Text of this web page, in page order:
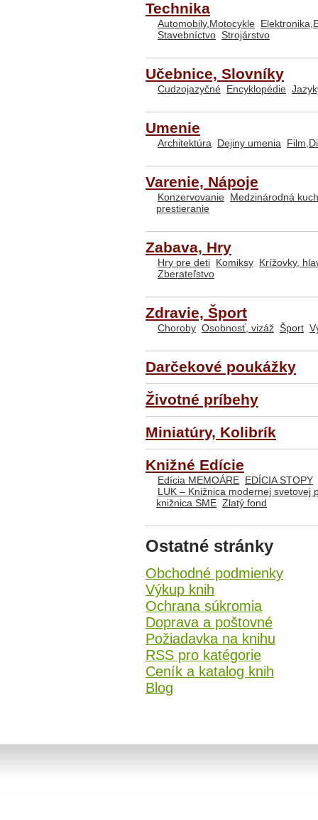
Technika
Automobily,Motocykle
Stavebníctvo Strojárstvo
Učebnice, Slovníky
Cudzojazyčné Encyklopédie
Umenie
Architektúra Dejiny umenia
Varenie, Nápoje
Konzervovanie Medzinárodná
prestieranie
Zabava, Hry
Hry pre deti Komiksy Krížovky,
Zberateľstvo
Zdravie, Šport
Choroby Osobnosť, vizáž Šport
Darčekové poukážky
Životné príbehy
Miniatúry, Kolibrík
Knižné Edície
Edícia MEMOÁRE EDÍCIA STOPY
LUK – Knižnica modernej svetovej
knižnica SME Zlatý fond
Ostatné stránky
Obchodné podmienky
Výkup knih
Ochrana súkromia
Doprava a poštovné
Požiadavka na knihu
RSS pro katégorie
Ceník a katalog knih
Blog